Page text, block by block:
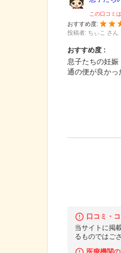
この口コミ
おすすめ度:
投稿者: ちぃこ さん
おすすめ度 :
息子たちの妊
通の便が良かっ
口コミ・
当サイトに掲
るものではご